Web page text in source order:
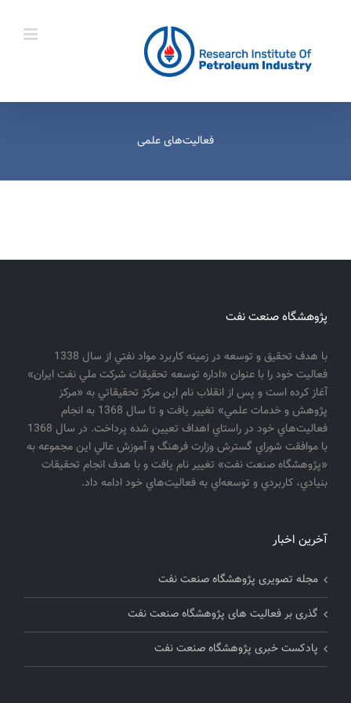
فعالیت‌های علمی
پژوهشگاه صنعت نفت
با هدف تحقيق و توسعه در زمينه كاربرد مواد نفتي از سال 1338
فعاليت خود را با عنوان «اداره توسعه تحقيقات شركت ملي نفت ايران»
آغاز كرده است و پس از انقلاب نام اين مركز تحقيقاتي به «مركز
پژوهش و خدمات علمي» تغيير يافت و تا سال 1368 به انجام
فعاليت‌هاي خود در راستاي اهداف تعيين شده پرداخت. در سال 1368
با موافقت شوراي گسترش وزارت فرهنگ و آموزش عالي اين مجموعه به
«پژوهشگاه صنعت نفت» تغيير نام يافت و با هدف انجام تحقيقات
بنيادي، كاربردي و توسعه‌اي به فعاليت‌هاي خود ادامه داد.
آخرین اخبار
مجله تصویری پژوهشگاه صنعت نفت
گذری بر فعالیت های پژوهشگاه صنعت نفت
پادکست خبری پژوهشگاه صنعت نفت